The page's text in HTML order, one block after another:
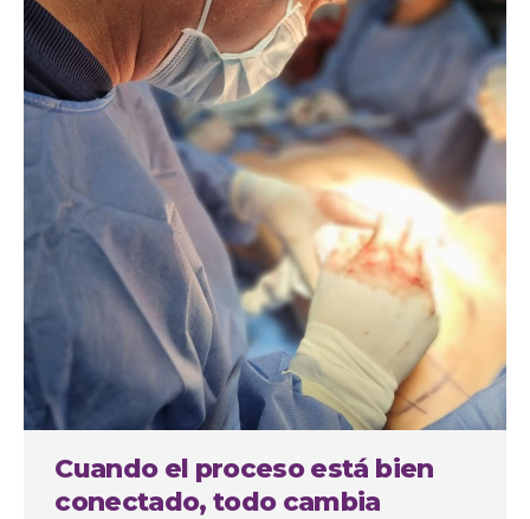
Cuando el proceso está bien
conectado, todo cambia